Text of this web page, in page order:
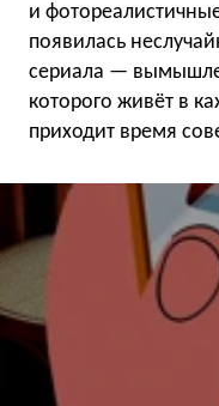
и
появилась
сериала —
которого живёт в
приходит время